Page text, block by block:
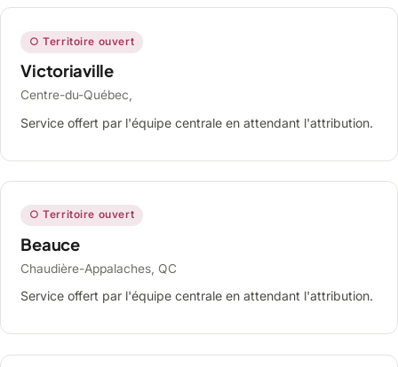
○ Territoire ouvert
Victoriaville
Centre-du-Québec,
Service offert par l'équipe centrale en attendant l'attribution.
○ Territoire ouvert
Beauce
Chaudière-Appalaches, QC
Service offert par l'équipe centrale en attendant l'attribution.